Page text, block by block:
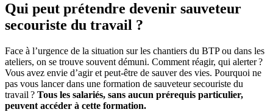
Qui peut prétendre devenir sauveteur
secouriste du travail ?
Face à l’urgence de la situation sur les chantiers du BTP ou dans les
ateliers, on se trouve souvent démuni. Comment réagir, qui alerter ?
Vous avez envie d’agir et peut-être de sauver des vies. Pourquoi ne
pas vous lancer dans une formation de sauveteur secouriste du
travail ? Tous les salariés, sans aucun prérequis particulier,
peuvent accéder à cette formation.